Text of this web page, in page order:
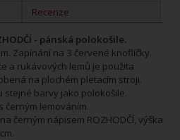
Recenze
- pánská polokošile.
Zapínání na 3 červené knoflíčky.
a rukávových lemů je použita
na plochém pletacím stroji.
stejné barvy jako polokošile.
černým lemováním.
černým nápisem ROZHODČÍ, výška